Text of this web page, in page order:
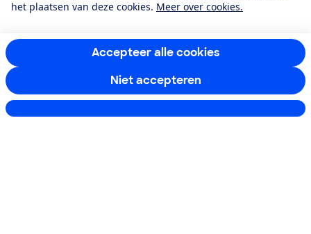
het plaatsen van deze cookies. Meer over cookies.
Accepteer alle cookies
Niet accepteren
Alles over de
Algemene Voorwaarden
Privacyverklaring
Cookiebeleid
Privacyvoorkeuren
Wijzigen & opzeggen
Toegankelijkheid